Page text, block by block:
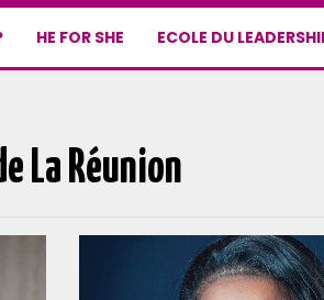
HE FOR SHE ECOLE DU
La Réunion